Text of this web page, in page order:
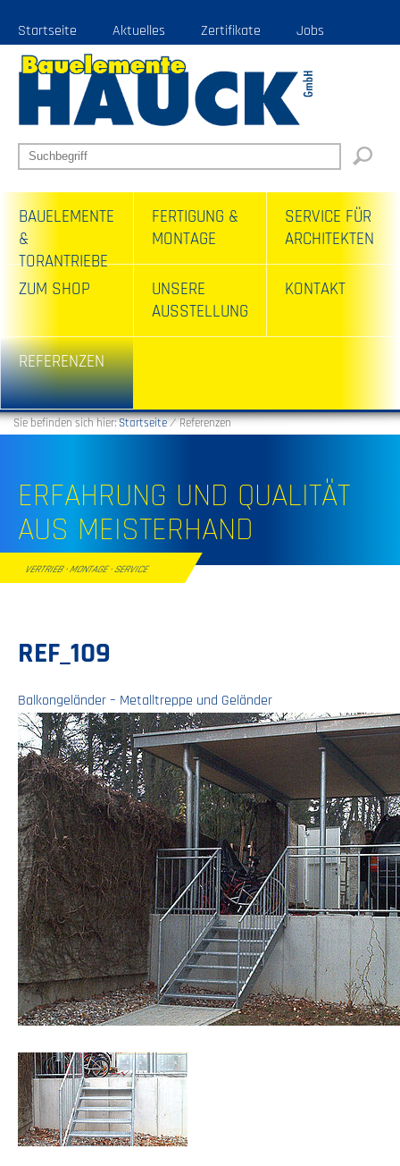
Startseite Aktuelles Zertifikate Jobs
BAUELEMENTE
&
TORANTRIEBE
FERTIGUNG &
MONTAGE
SERVICE FÜR
ARCHITEKTEN
ZUM SHOP
UNSERE
AUSSTELLUNG
KONTAKT
REFERENZEN
Sie befinden sich hier:Startseite⁄Referenzen
VERTRIEB · MONTAGE · SERVICE
ERFAHRUNG UND QUALITÄT
AUS MEISTERHAND
REF_109
Balkongeländer – Metalltreppe und Geländer